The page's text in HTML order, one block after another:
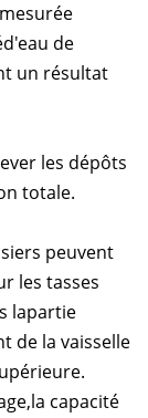
de
un résultat
les dépôts
totale.
peuvent
les tasses
lapartie
de la vaisselle
capacité